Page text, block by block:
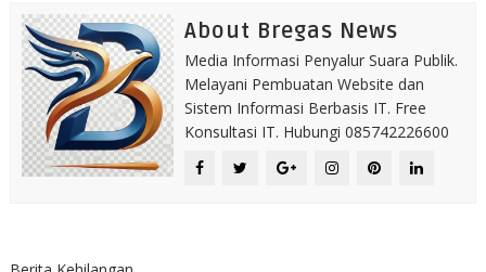
About Bregas News
Media Informasi Penyalur Suara Publik.
Melayani Pembuatan Website dan
Sistem Informasi Berbasis IT. Free
Konsultasi IT. Hubungi 085742226600